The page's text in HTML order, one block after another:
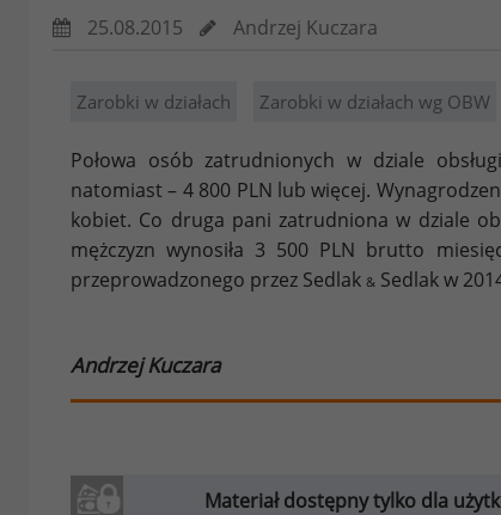
25.08.2015 Andrzej Kuczara
Zarobki w działach Zarobki w działach wg OBW
Połowa osób zatrudnionych w dziale
natomiast – 4 800 PLN lub więcej.
kobiet. Co druga pani zatrudniona w dziale
mężczyzn wynosiła 3 500 PLN brutto
przeprowadzonego przez Sedlak & Sedlak w
Andrzej Kuczara
Materiał dostępny tylko dla